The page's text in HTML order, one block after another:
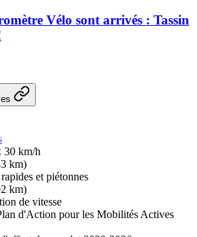
Vélo sont arrivés : Tassin
30 km/h
km)
et piétonnes
km)
de vitesse
d'Action pour les Mobilités Actives